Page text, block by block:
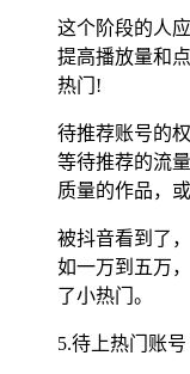
这个阶段的人
提高播放量和
热门!
待推荐账号的
等待推荐的流
质量的作品，
被抖音看到了
如一万到五万
了小热门。
5.待上热门账号